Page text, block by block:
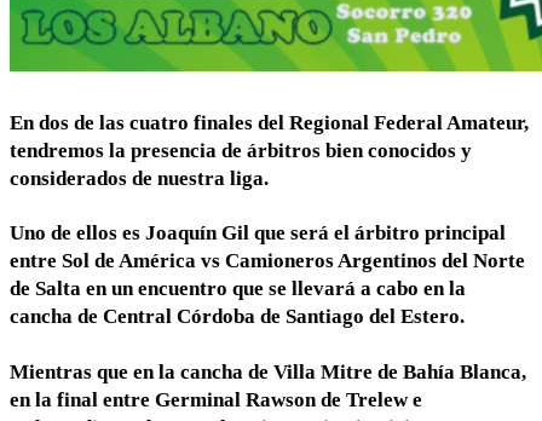
En dos de las cuatro finales del Regional Federal Amateur,
tendremos la presencia de árbitros bien conocidos y
considerados de nuestra liga.
Uno de ellos es Joaquín Gil que será el árbitro principal
entre Sol de América vs Camioneros Argentinos del Norte
de Salta en un encuentro que se llevará a cabo en la
cancha de Central Córdoba de Santiago del Estero.
Mientras que en la cancha de Villa Mitre de Bahía Blanca,
en la final entre Germinal Rawson de Trelew e